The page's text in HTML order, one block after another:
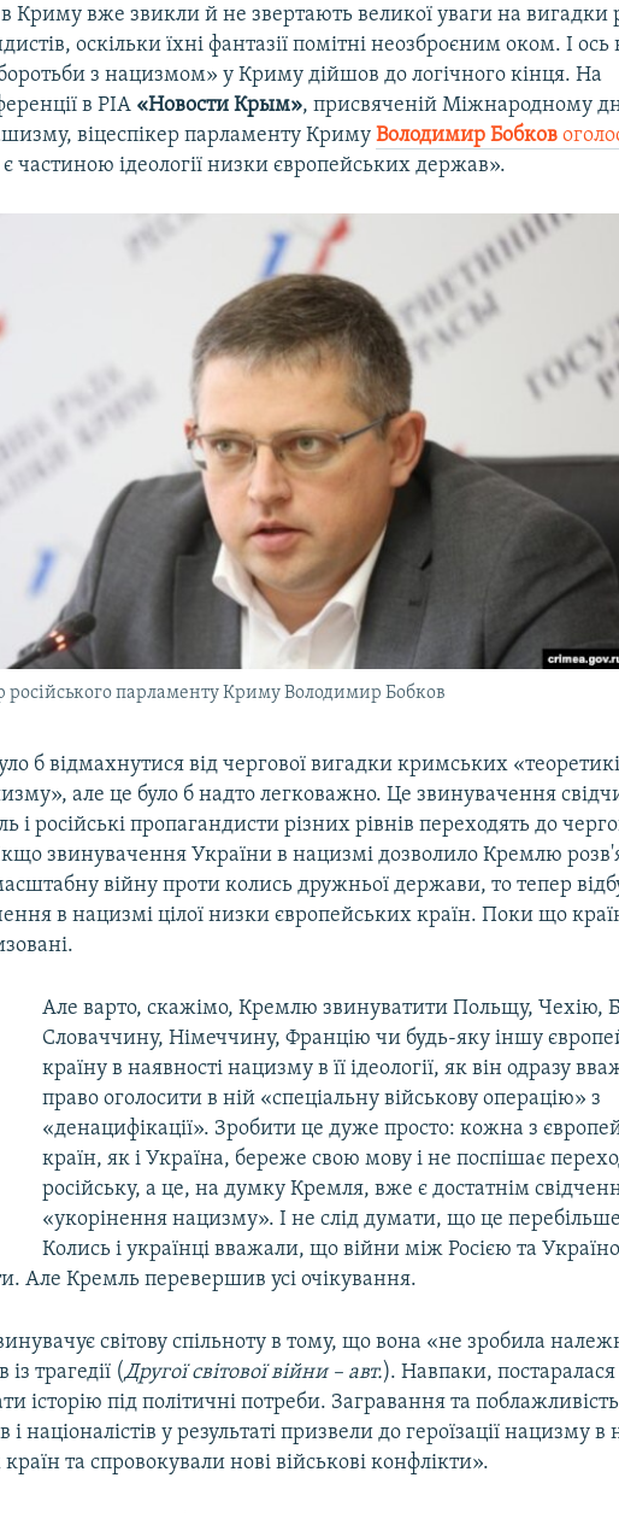
Криму вже звикли й не звертають великої уваги на вигадки
оскільки їхні фантазії помітні неозброєним оком. І
з нацизмом» у Криму дійшов до логічного кінця. На
в РІА «Новости Крым», присвяченій Міжнародному
віцеспікер парламенту КримуВолодимир Бобков
частиною ідеології низки європейських держав».
російського парламенту Криму Володимир Бобков
б відмахнутися від чергової вигадки кримських
але це було б надто легковажно. Це звинувачення
і російські пропагандисти різних рівнів переходять до
звинувачення України в нацизмі дозволило Кремлю
війну проти колись дружньої держави, то тепер
в нацизмі цілої низки європейських країн. Поки що
Але варто, скажімо, Кремлю звинуватити Польщу, Чехію,
Словаччину, Німеччину, Францію чи будь-яку іншу
країну в наявності нацизму в її ідеології, як він одразу
право оголосити в ній «спеціальну військову операцію» з
«денацифікації». Зробити це дуже просто: кожна з
країн, як і Україна, береже свою мову і не поспішає
російську, а це, на думку Кремля, вже є достатнім
«укорінення нацизму». І не слід думати, що це
Колись і українці вважали, що війни між Росією та
Але Кремль перевершив усі очікування.
світову спільноту в тому, що вона «не зробила
із трагедії (Другої світової війни – авт.). Навпаки, постаралася
історію під політичні потреби. Загравання та
і націоналістів у результаті призвели до героїзації нацизму в
та спровокували нові військові конфлікти».